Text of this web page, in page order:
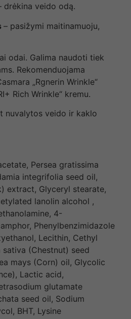
drėkina veido odą.
– pasižymi maitinamuoju,
odai. Galima naudoti tiek
Rekomenduojama
„Rgnerin Wrinkle“
Rich Wrinkle“ kremu.
nuvalytos veido ir kaklo
Persea gratissima
integrifolia seed oil,
extract, Glyceryl stearate,
lanolin alcohol ,
4-
Phenylbenzimidazole
Lecithin, Cethyl
sativa (Chestnut) seed
mays (Corn) oil, Glycolic
Lactic acid,
glutamate
seed oil, Sodium
BHT, Lysine